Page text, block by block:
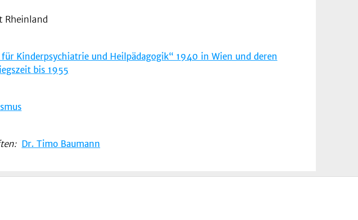
Rheinland
Kinderpsychiatrie und Heilpädagogik“ 1940 in Wien und deren
bis 1955
Dr. Timo Baumann